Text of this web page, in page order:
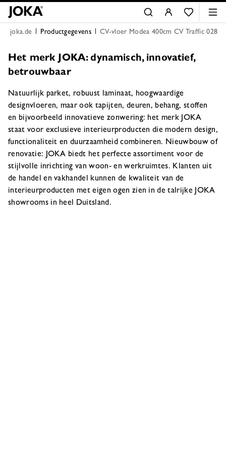
joka.de Productgegevens CV-vloer Modea 400cm CV Traffic 028
Het merk JOKA: dynamisch, innovatief,
betrouwbaar
Natuurlijk parket, robuust laminaat, hoogwaardige
designvloeren, maar ook tapijten, deuren, behang, stoffen
en bijvoorbeeld innovatieve zonwering: het merk JOKA
staat voor exclusieve interieurproducten die modern design,
functionaliteit en duurzaamheid combineren. Nieuwbouw of
renovatie: JOKA biedt het perfecte assortiment voor de
stijlvolle inrichting van woon- en werkruimtes. Klanten uit
de handel en vakhandel kunnen de kwaliteit van de
interieurproducten met eigen ogen zien in de talrijke JOKA
showrooms in heel Duitsland.